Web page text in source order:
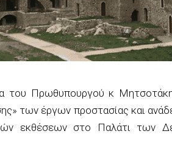
του Πρωθυπουργού κ
των έργων προστασίας και
εκθέσεων στο Παλάτι των